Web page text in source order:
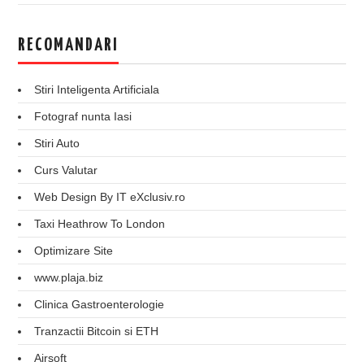
RECOMANDARI
Stiri Inteligenta Artificiala
Fotograf nunta Iasi
Stiri Auto
Curs Valutar
Web Design By IT eXclusiv.ro
Taxi Heathrow To London
Optimizare Site
www.plaja.biz
Clinica Gastroenterologie
Tranzactii Bitcoin si ETH
Airsoft